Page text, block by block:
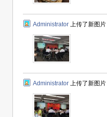
Administrator 上传了新图片
Administrator 上传了新图片